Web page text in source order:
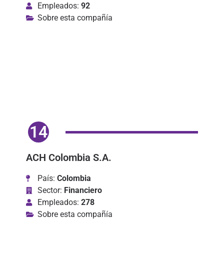
Empleados: 92
Sobre esta compañía
14
ACH Colombia S.A.
País: Colombia
Sector: Financiero
Empleados: 278
Sobre esta compañía